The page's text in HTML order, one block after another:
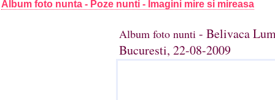
Album foto nunta - Poze nunti - Imagini mire si mireasa
Album foto nunti - Belivaca
Bucuresti, 22-08-2009